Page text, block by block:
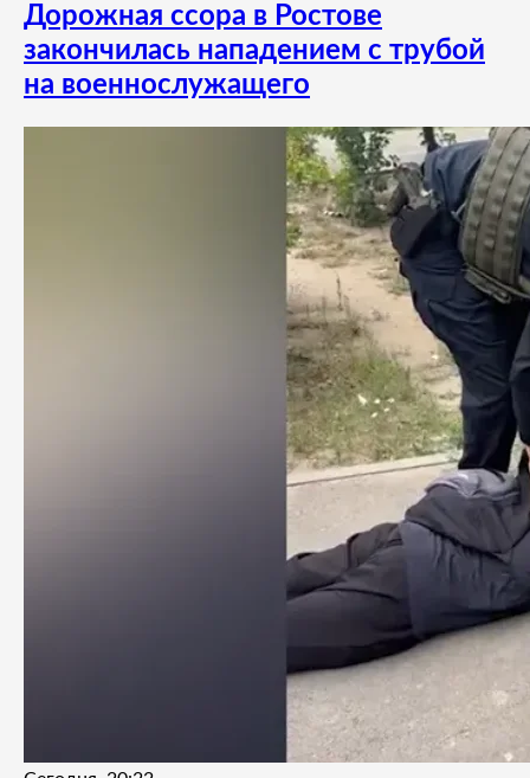
Дорожная ссора в Ростове
закончилась нападением с трубой
на военнослужащего